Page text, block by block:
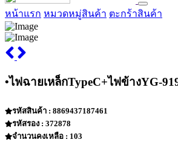
หน้าแรก หมวดหมู่สินค้า ตะกร้าสินค้า
•ไฟฉายเหล็กTypeC+ไฟข้างYG-
รหัสสินค้า : 8869437187461
รหัสรอง : 372878
จำนวนคงเหลือ : 103